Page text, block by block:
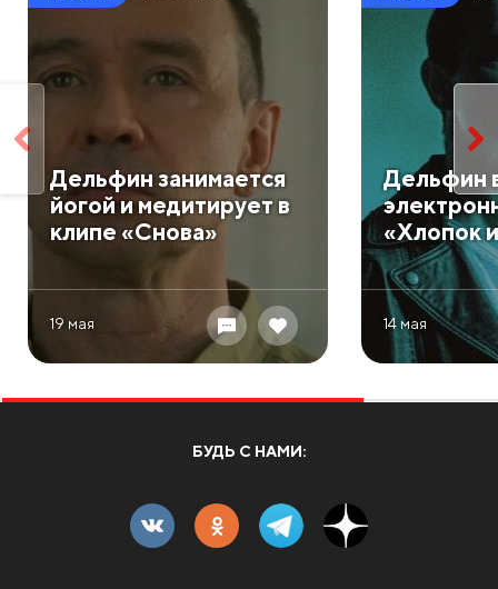
Дельфин занимается
йогой и медитирует в
клипе «Снова»
19 мая
Дельфин
«Хлопок
14 мая
БУДЬ С НАМИ: